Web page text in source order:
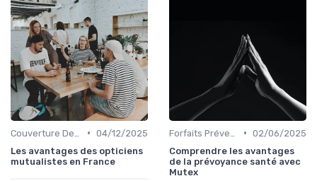
• 04/12/2025
Les avantages des opticiens
mutualistes en France
• 02/06/2025
Comprendre les avantages
de la prévoyance santé avec
Mutex